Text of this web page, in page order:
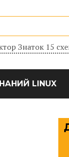
Знаток 15
LINUX